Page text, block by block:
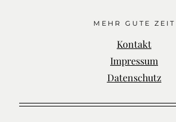
MEHR GUTE ZEIT
Kontakt
Impressum
Datenschutz